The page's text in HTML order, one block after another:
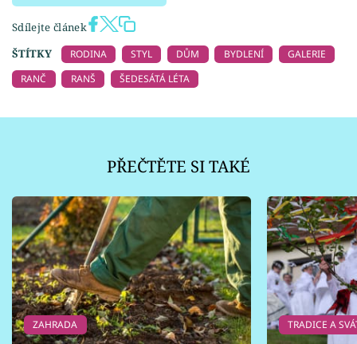
Sdílejte článek
ŠTÍTKY
RODINA STYL DŮM BYDLENÍ
GALERIE
RANČ
RANŠ ŠEDESÁTÁ LÉTA
PŘEČTĚTE SI TAKÉ
ZAHRADA TRADICE A